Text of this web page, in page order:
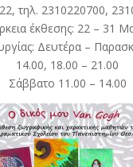
τηλ. 2310220700,
έκθεσης: 22 – 31
Δευτέρα –
14.00, 18.00 – 21.00
Σάββατο 11.00 – 14.00